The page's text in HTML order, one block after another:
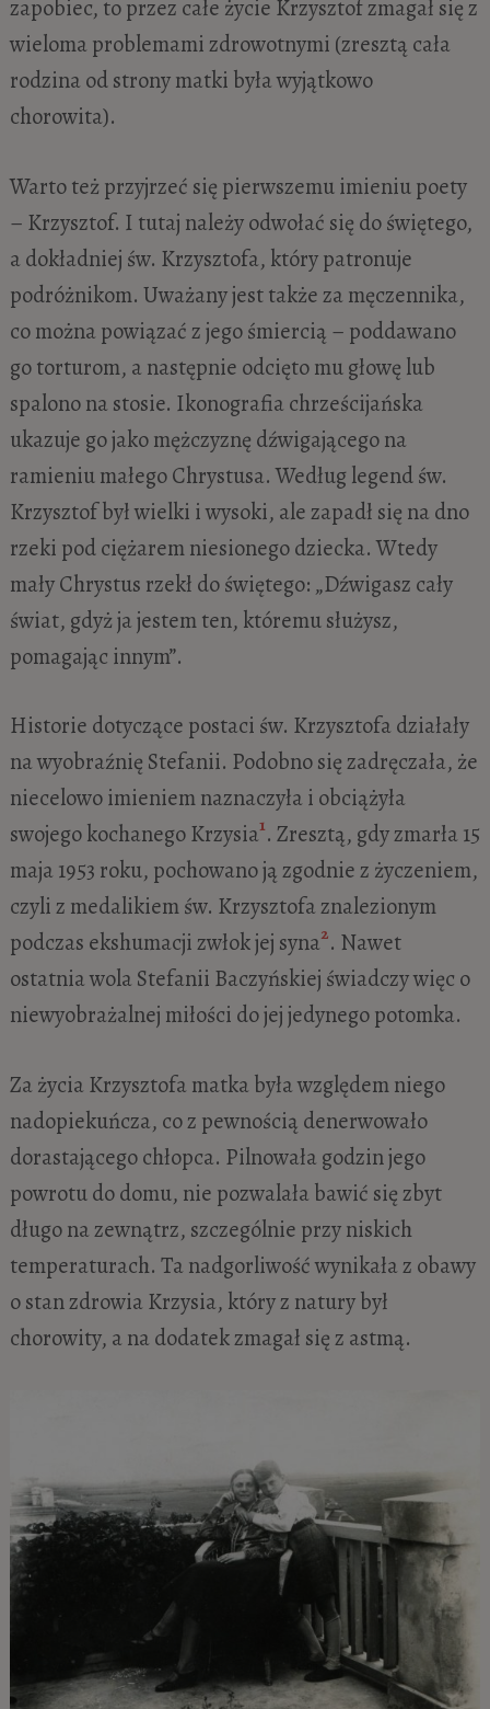
zapobiec, to przez całe życie Krzysztof zmagał się z
wieloma problemami zdrowotnymi (zresztą cała
rodzina od strony matki była wyjątkowo
chorowita).
Warto też przyjrzeć się pierwszemu imieniu poety
– Krzysztof. I tutaj należy odwołać się do świętego,
a dokładniej św. Krzysztofa, który patronuje
podróżnikom. Uważany jest także za męczennika,
co można powiązać z jego śmiercią – poddawano
go torturom, a następnie odcięto mu głowę lub
spalono na stosie. Ikonografia chrześcijańska
ukazuje go jako mężczyznę dźwigającego na
ramieniu małego Chrystusa. Według legend św.
Krzysztof był wielki i wysoki, ale zapadł się na dno
rzeki pod ciężarem niesionego dziecka. Wtedy
mały Chrystus rzekł do świętego: „Dźwigasz cały
świat, gdyż ja jestem ten, któremu służysz,
pomagając innym”.
Historie dotyczące postaci św. Krzysztofa działały
na wyobraźnię Stefanii. Podobno się zadręczała, że
niecelowo imieniem naznaczyła i obciążyła
swojego kochanego Krzysia1. Zresztą, gdy zmarła 15
maja 1953 roku, pochowano ją zgodnie z życzeniem,
czyli z medalikiem św. Krzysztofa znalezionym
podczas ekshumacji zwłok jej syna2. Nawet
ostatnia wola Stefanii Baczyńskiej świadczy więc o
niewyobrażalnej miłości do jej jedynego potomka.
Za życia Krzysztofa matka była względem niego
nadopiekuńcza, co z pewnością denerwowało
dorastającego chłopca. Pilnowała godzin jego
powrotu do domu, nie pozwalała bawić się zbyt
długo na zewnątrz, szczególnie przy niskich
temperaturach. Ta nadgorliwość wynikała z obawy
o stan zdrowia Krzysia, który z natury był
chorowity, a na dodatek zmagał się z astmą.